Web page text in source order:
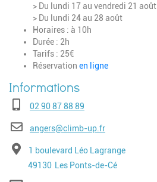
> Du lundi 17 au vendredi 21 août
> Du lundi 24 au 28 août
Horaires : à 10h
Durée : 2h
Tarifs : 25€
Réservation en ligne
Téléphone02 90 87 88 89
E-mailangers@climb-up.fr
Adresse1 boulevard Léo Lagrange
Code postal
49130 Ville
Les Ponts-de-Cé